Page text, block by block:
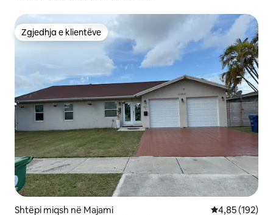
Zgjedhja e klientëve
Zgjedhja e klientëve
Shtëpi miqsh në Majami Vlerësimi
4,85 (192)